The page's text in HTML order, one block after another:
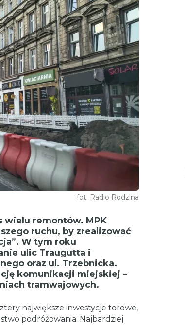
fot. Radio Rodzina
wielu remontów. MPK
ruchu, by zrealizować
W tym roku
ulic Traugutta i
oraz ul. Trzebnicka.
komunikacji miejskiej –
tramwajowych.
największe inwestycje torowe,
podróżowania. Najbardziej